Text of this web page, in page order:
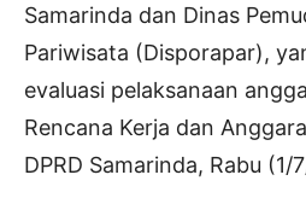
Samarinda dan Dinas
Pariwisata (Disporapar),
evaluasi pelaksanaan
Rencana Kerja dan
DPRD Samarinda, Rabu (1/